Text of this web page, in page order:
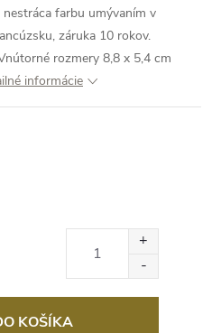
farbu umývaním v
záruka 10 rokov.
rozmery 8,8 x 5,4 cm
informácie
KOŠÍKA